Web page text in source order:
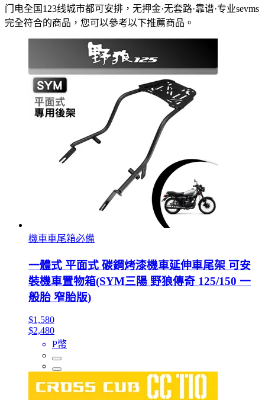
门电全国123线城市都可安排，无押金·无套路·靠谱·专业sevms
完全符合的商品，您可以參考以下推薦商品 。
機車車尾箱必備
一體式 平面式 碳鋼烤漆機車延伸車尾架 可安
裝機車置物箱(SYM三陽 野狼傳奇 125/150 一
般胎 窄胎版)
$1,580
$2,480
P幣